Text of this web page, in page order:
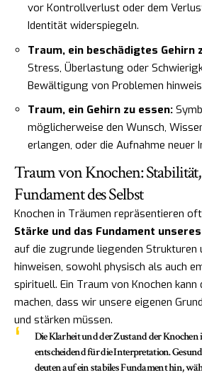
vor Kontrollverlust oder dem
Identität widerspiegeln.
Traum, ein beschädigtes Gehirn
Stress, Überlastung oder
Bewältigung von Problemen
Traum, ein Gehirn zu essen:
möglicherweise den Wunsch,
erlangen, oder die Aufnahme neuer
Traum von Knochen:
Fundament des Selbst
Knochen in Träumen repräsentieren oft
Stärke und das Fundament
auf die zugrunde liegenden Strukturen
hinweisen, sowohl physisch als auch
spirituell. Ein Traum von Knochen
machen, dass wir unsere eigenen
und stärken müssen.
Die Klarheit und der Zustand der
entscheidend für die Interpretation.
deuten auf ein stabiles Fundament hin,